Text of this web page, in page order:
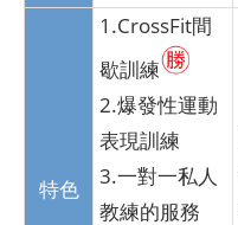
特色
1.CrossFit間
歇訓練
2.爆發性運動
表現訓練
3.一對一私人
教練的服務